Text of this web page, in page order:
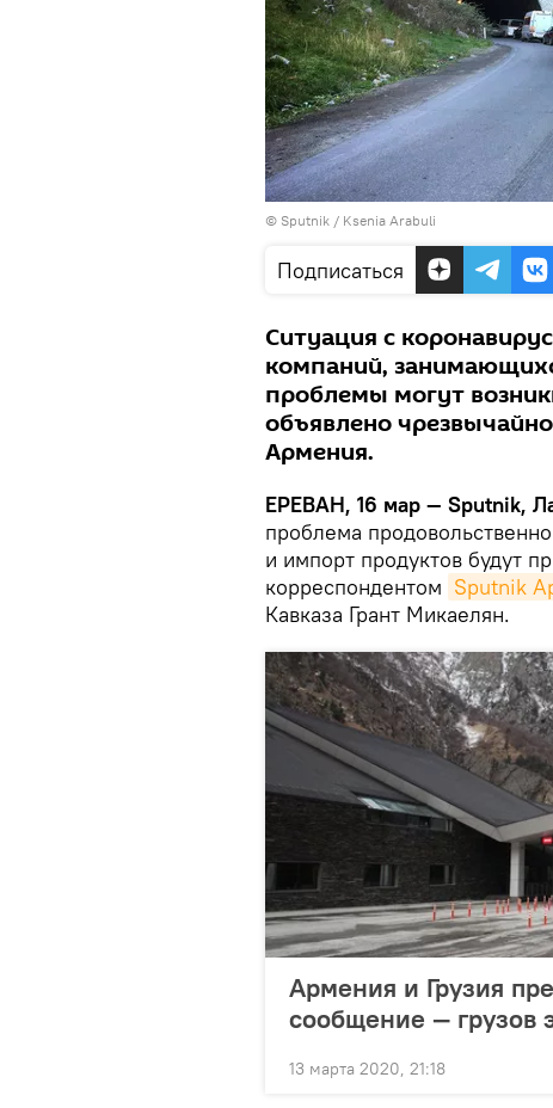
© Sputnik / Ksenia Arabuli
Подписаться
Ситуация с
компаний,
проблемы могут
объявлено
Армения.
ЕРЕВАН, 16 мар — Sputnik,
проблема
и импорт продуктов будут
корреспондентом Sputnik
Кавказа Грант Микаелян.
Армения и Грузия
сообщение — грузов
13 марта 2020, 21:18